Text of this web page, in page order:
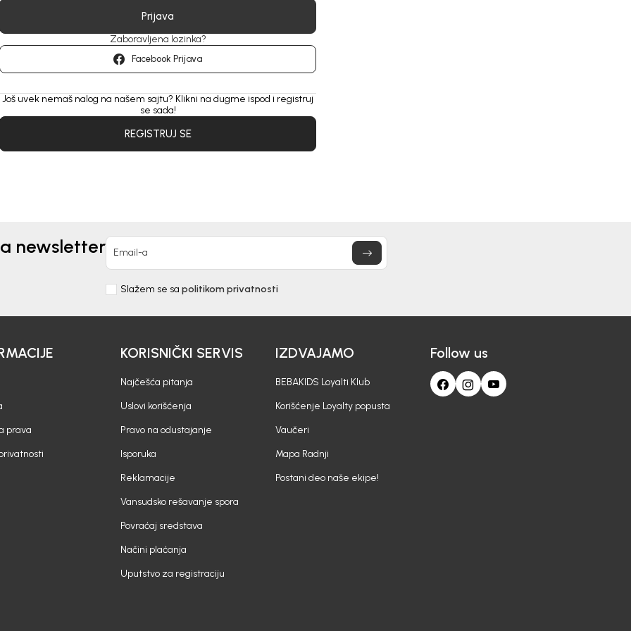
Prijava
Zaboravljena lozinka?
Facebook Prijava
Još uvek nemaš nalog na našem sajtu? Klikni na dugme ispod i registruj
se sada!
REGISTRUJ SE
newsletter Email-a
Slažem se sa politikom privatnosti
prava
KORISNIČKI SERVIS
Najčešća pitanja
Uslovi korišćenja
Pravo na odustajanje
Isporuka
Reklamacije
Vansudsko rešavanje spora
Povraćaj sredstava
Načini plaćanja
Uputstvo za registraciju
IZDVAJAMO
BEBAKIDS Loyalti Klub
Korišćenje Loyalty popusta
Vaučeri
Mapa Radnji
Postani deo naše ekipe!
Follow us